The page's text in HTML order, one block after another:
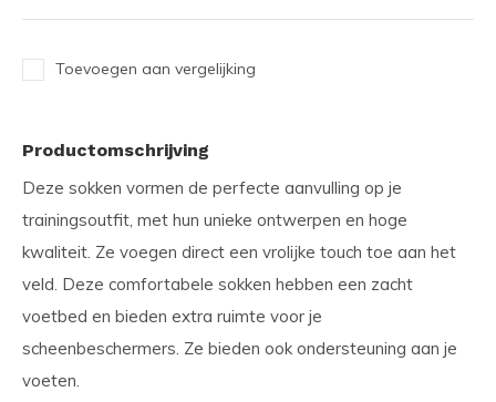
Toevoegen aan vergelijking
Productomschrijving
Deze sokken vormen de perfecte aanvulling op je
trainingsoutfit, met hun unieke ontwerpen en hoge
kwaliteit. Ze voegen direct een vrolijke touch toe aan het
veld. Deze comfortabele sokken hebben een zacht
voetbed en bieden extra ruimte voor je
scheenbeschermers. Ze bieden ook ondersteuning aan je
voeten.